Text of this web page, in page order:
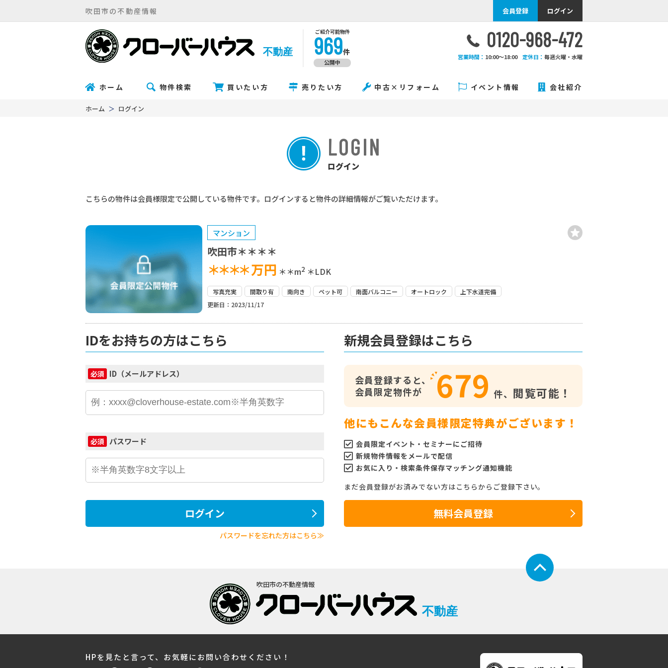
吹田市の不動産情報 会員登録 ログイン
不動産
ご紹介可能物件
969件
公開中
0120-968-472
営業時間： 10:00〜18:00 定休日： 毎週火曜・水曜
ホーム 物件検索 買いたい方 売りたい方 中古×リフォーム イベント情報 会社紹介
ホーム ログイン
LOGIN
ログイン
こちらの物件は会員様限定で公開している物件です。ログインすると物件の詳細情報がご覧いただけます。
マンション
吹田市＊＊＊＊
＊＊＊＊万円 ＊＊m2 ＊LDK
写真充実 間取り有 南向き ペット可 南面バルコニー オートロック
上下水道完備
更新日：2023/11/17
IDをお持ちの方はこちら
必須 ID（メールアドレス）
必須 パスワード
ログイン
パスワードを忘れた方はこちら≫
新規会員登録はこちら
会員登録すると、
会員限定物件が
679 件、 閲覧可能！
他にもこんな会員様限定特典がございます！
会員限定イベント・セミナーにご招待
新規物件情報をメールで配信
お気に入り・検索条件保存マッチング通知機能
まだ会員登録がお済みでない方はこちらからご登録下さい。
無料会員登録
吹田市の不動産情報
不動産
HPを見たと言って、お気軽にお問い合わせください！